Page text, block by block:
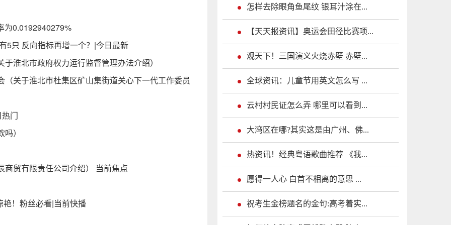
为0.0192940279%
5只 反向指标再增一个？|今日最新
淮北市政府权力运行监督管理办法介绍）
关于淮北市杜集区矿山集街道关心下一代工作委员
门
）
贸有限责任公司介绍） 当前焦点
！粉丝必看|当前快播
怎样去除眼角鱼尾纹 银耳汁涂在...
【天天报资讯】奥运会田径比赛项...
观天下！三国演义火烧赤壁 赤壁...
全球资讯：儿童节用英文怎么写 ...
云村村民证怎么弄 哪里可以看到...
大湾区在哪?其实这是由广州、佛...
热资讯！经典粤语歌曲推荐 《我...
愿得一人心 白首不相离的意思 ...
祝考生金榜题名的金句:高考着实...